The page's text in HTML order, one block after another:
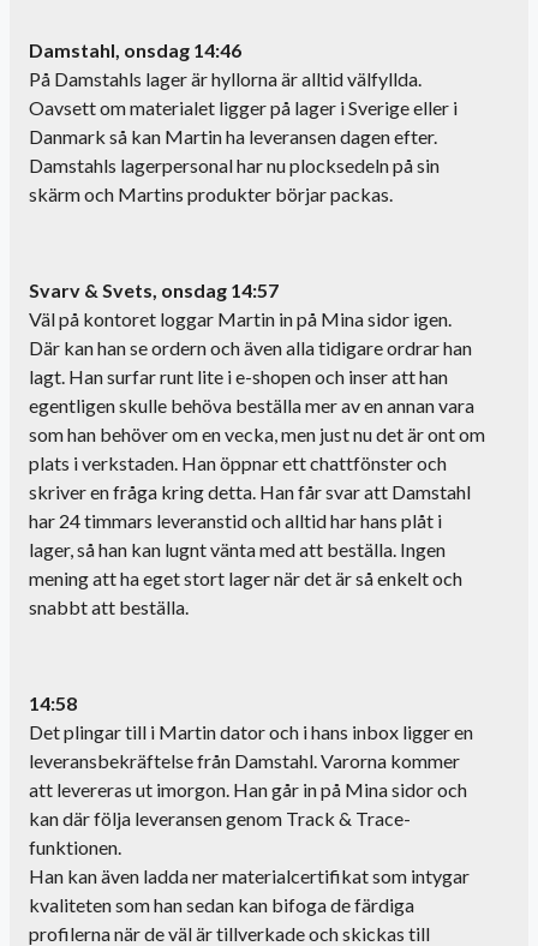
Damstahl, onsdag 14:46
På Damstahls lager är hyllorna är alltid välfyllda.
Oavsett om materialet ligger på lager i Sverige eller i
Danmark så kan Martin ha leveransen dagen efter.
Damstahls lagerpersonal har nu plocksedeln på sin
skärm och Martins produkter börjar packas.
Svarv & Svets, onsdag 14:57
Väl på kontoret loggar Martin in på Mina sidor igen.
Där kan han se ordern och även alla tidigare ordrar han
lagt. Han surfar runt lite i e-shopen och inser att han
egentligen skulle behöva beställa mer av en annan vara
som han behöver om en vecka, men just nu det är ont om
plats i verkstaden. Han öppnar ett chattfönster och
skriver en fråga kring detta. Han får svar att Damstahl
har 24 timmars leveranstid och alltid har hans plåt i
lager, så han kan lugnt vänta med att beställa. Ingen
mening att ha eget stort lager när det är så enkelt och
snabbt att beställa.
14:58
Det plingar till i Martin dator och i hans inbox ligger en
leveransbekräftelse från Damstahl. Varorna kommer
att levereras ut imorgon. Han går in på Mina sidor och
kan där följa leveransen genom Track & Trace-
funktionen.
Han kan även ladda ner materialcertifikat som intygar
kvaliteten som han sedan kan bifoga de färdiga
profilerna när de väl är tillverkade och skickas till